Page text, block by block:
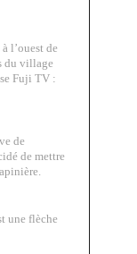
l’ouest de
du village
Fuji TV :
de
de mettre
une flèche